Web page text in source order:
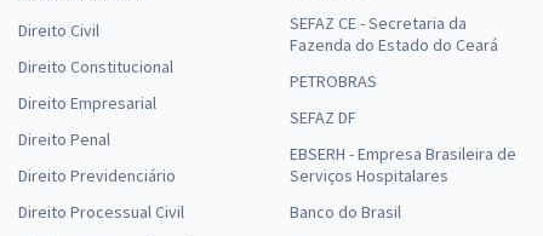
Direito Civil
Direito Constitucional
Direito Empresarial
Direito Penal
Direito Previdenciário
Direito Processual Civil
SEFAZ CE - Secretaria da
Fazenda do Estado do Ceará
PETROBRAS
SEFAZ DF
EBSERH - Empresa Brasileira de
Serviços Hospitalares
Banco do Brasil